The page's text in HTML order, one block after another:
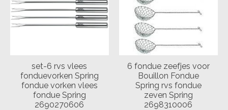
set-6 rvs vlees
fonduevorken Spring
fondue vorken vlees
fondue Spring
2690270606
6 fondue zeefjes voor
Bouillon Fondue
Spring rvs fondue
zeven Spring
2698310006